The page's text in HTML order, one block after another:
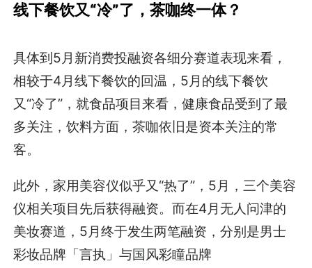
线下餐饮又“冷”了，茶咖终一体？
具体到5月新消费投融资各细分赛道表现来看，
相较于4月线下餐饮的回温，5月的线下餐饮
又“冷了”，就食品项目来看，健康食品受到了最
多关注，饮料方面，茶咖依旧是资本关注的常
客。
此外，家用美容仪似乎又“热了”，5月，三个美容
仪相关项目先后获得融资。而在4月无人问津的
美妆赛道，5月终于发生两笔融资，分别是男士
彩妆品牌「言执」与国风彩瞳品牌